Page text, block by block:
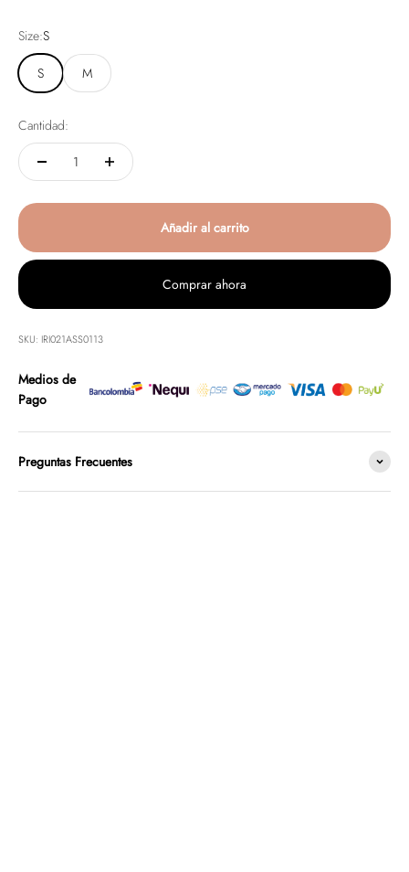
Size:S
S M
Cantidad:
Añadir al carrito
Comprar ahora
SKU: IRI021ASS0113
Medios de
Pago
Preguntas Frecuentes